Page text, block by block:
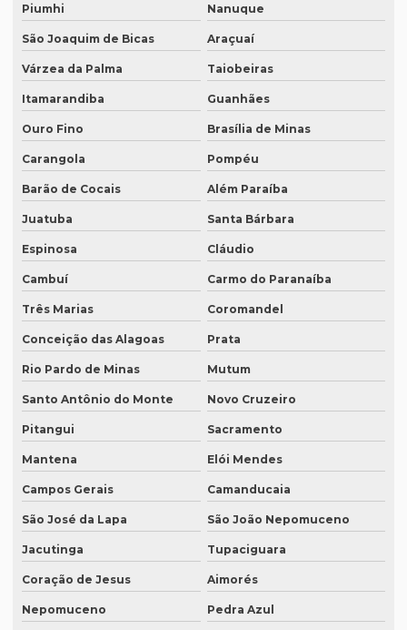
Empresa de tradutores juramentados em fortaleza
Empresa de transcrição de audio
Empresas especializadas em tradução
Empresas que fazem tradução técnica
Empresas que prestam serviço de tradução
Empresas de tradução de artigos científicos em inglês
Empresas de tradução em curitiba
Empresas de tradução online
Empresas de tradução porto alegre
Empresas de transcrição
Empresas de transcrição de áudio para -texto
Equipamento para tradução simultanea
Equipamentos para interpretação simultânea
Equipamentos necessários para tradução simultânea
Equipamentos de tradução simultânea sp
Piumhi Nanuque
São Joaquim de Bicas Araçuaí
Várzea da Palma Taiobeiras
Itamarandiba Guanhães
Ouro Fino Brasília de Minas
Carangola Pompéu
Barão de Cocais Além Paraíba
Juatuba Santa Bárbara
Espinosa Cláudio
Cambuí Carmo do Paranaíba
Três Marias Coromandel
Conceição das Alagoas Prata
Rio Pardo de Minas Mutum
Santo Antônio do Monte Novo Cruzeiro
Pitangui Sacramento
Mantena Elói Mendes
Campos Gerais Camanducaia
São José da Lapa São João Nepomuceno
Jacutinga Tupaciguara
Coração de Jesus Aimorés
Nepomuceno Pedra Azul